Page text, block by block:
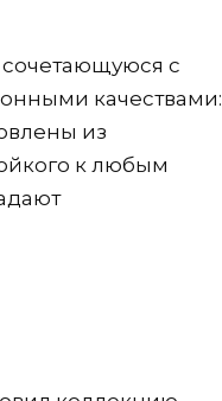
с
качествами:
из
к любым